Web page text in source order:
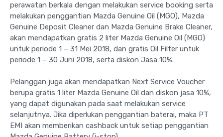
perawatan berkala dengan melakukan service booking serta
melakukan penggantian Mazda Genuine Oil (MGO), Mazda
Genuine Deposit Cleaner dan Mazda Genuine Brake Cleaner,
akan mendapatkan gratis 2 liter Mazda Genuine Oil (MGO)
untuk periode 1 – 31 Mei 2018, dan gratis Oil Filter untuk
periode 1 – 30 Juni 2018, serta diskon Jasa 10%.
Pelanggan juga akan mendapatkan Next Service Voucher
berupa gratis 1 liter Mazda Genuine Oil dan diskon jasa 10%,
yang dapat digunakan pada saat melakukan service
selanjutnya. Jika diperlukan penggantian baterai, maka PT
EMI akan memberikan cashback untuk setiap penggantian